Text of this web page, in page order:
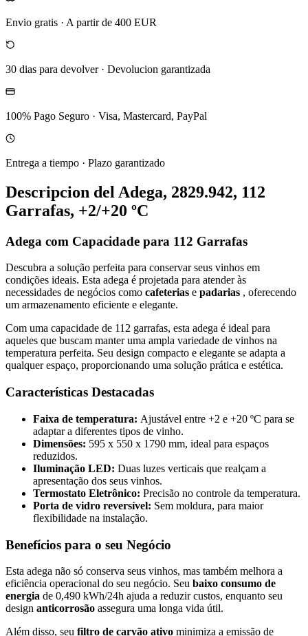
Envio gratis · A partir de 400 EUR
30 dias para devolver· Devolucion garantizada
100% Pago Seguro · Visa, Mastercard, PayPal
Entrega a tiempo · Plazo garantizado
Descripcion del Adega, 2829.942, 112
Garrafas, +2/+20 ºC
Adega com Capacidade para 112 Garrafas
Descubra a solução perfeita para conservar seus vinhos em
condições ideais. Esta adega é projetada para atender às
necessidades de negócios como cafeterias e padarias , oferecendo
um armazenamento eficiente e elegante.
Com uma capacidade de 112 garrafas, esta adega é ideal para
aqueles que buscam manter uma ampla variedade de vinhos na
temperatura perfeita. Seu design compacto e elegante se adapta a
qualquer espaço, proporcionando uma solução prática e estética.
Características Destacadas
Faixa de temperatura: Ajustável entre +2 e +20 ºC para se
adaptar a diferentes tipos de vinho.
Dimensões: 595 x 550 x 1790 mm, ideal para espaços
reduzidos.
Iluminação LED: Duas luzes verticais que realçam a
apresentação dos seus vinhos.
Termostato Eletrônico: Precisão no controle da temperatura.
Porta de vidro reversível: Sem moldura, para maior
flexibilidade na instalação.
Benefícios para o seu Negócio
Esta adega não só conserva seus vinhos, mas também melhora a
eficiência operacional do seu negócio. Seu baixo consumo de
energia de 0,490 kWh/24h ajuda a reduzir custos, enquanto seu
design anticorrosão assegura uma longa vida útil.
Além disso, seu filtro de carvão ativo minimiza a emissão de